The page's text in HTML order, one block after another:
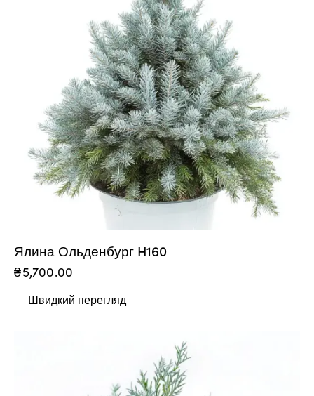
Ялина Ольденбург H160
₴5,700.00
Швидкий перегляд